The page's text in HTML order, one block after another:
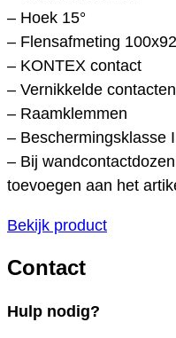
– Hoek 15°
– Flensafmeting
– KONTEX contact
– Vernikkelde contacten
– Raamklemmen
– Beschermingsklasse
– Bij
toevoegen aan het
Bekijk product
Contact
Hulp nodig?